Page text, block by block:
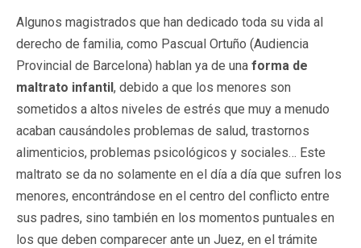
Algunos magistrados que han dedicado toda su vida al
derecho de familia, como Pascual Ortuño (Audiencia
Provincial de Barcelona) hablan ya de una forma de
maltrato infantil, debido a que los menores son
sometidos a altos niveles de estrés que muy a menudo
acaban causándoles problemas de salud, trastornos
alimenticios, problemas psicológicos y sociales… Este
maltrato se da no solamente en el día a día que sufren los
menores, encontrándose en el centro del conflicto entre
sus padres, sino también en los momentos puntuales en
los que deben comparecer ante un Juez, en el trámite